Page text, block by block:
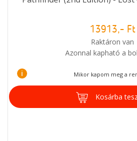
13913,- Ft
Raktáron van
Azonnal kapható a
i Mikor kapom meg a
Kosárba